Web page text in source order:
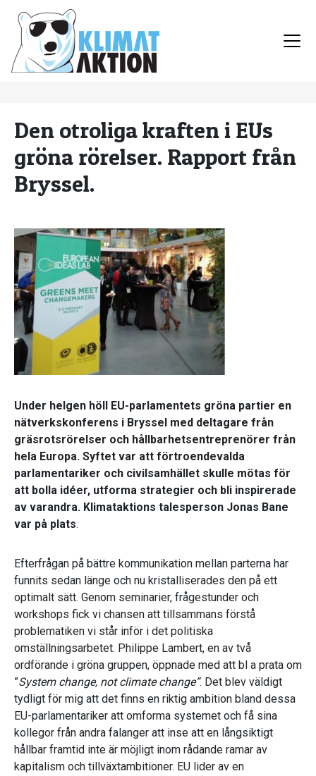
Den otroliga kraften i EUs
gröna rörelser. Rapport från
Bryssel.
Under helgen höll EU-parlamentets gröna partier en
nätverkskonferens i Bryssel med deltagare från
gräsrotsrörelser och hållbarhetsentreprenörer från
hela Europa. Syftet var att förtroendevalda
parlamentariker och civilsamhället skulle mötas för
att bolla idéer, utforma strategier och bli inspirerade
av varandra. Klimataktions talesperson Jonas Bane
var på plats.
Efterfrågan på bättre kommunikation mellan parterna har
funnits sedan länge och nu kristalliserades den på ett
optimalt sätt. Genom seminarier, frågestunder och
workshops fick vi chansen att tillsammans förstå
problematiken vi står inför i det politiska
omställningsarbetet. Philippe Lambert, en av två
ordförande i gröna gruppen, öppnade med att bl a prata om
”System change, not climate change”. Det blev väldigt
tydligt för mig att det finns en riktig ambition bland dessa
EU-parlamentariker att omforma systemet och få sina
kollegor från andra falanger att inse att en långsiktigt
hållbar framtid inte är möjligt inom rådande ramar av
kapitalism och tillväxtambitioner. EU lider av en